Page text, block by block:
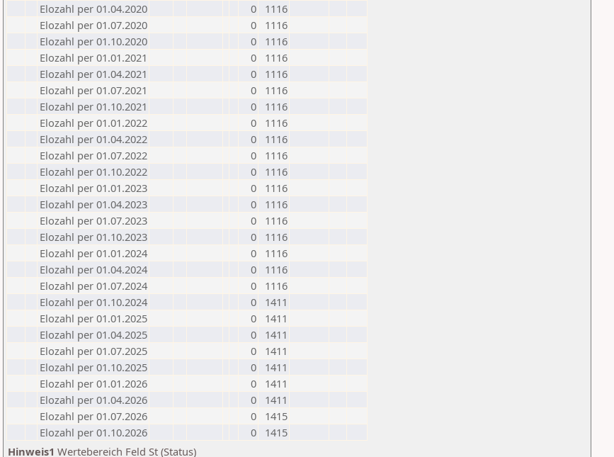
Elozahl per 01.04.2020
0
1116
Elozahl per 01.07.2020
0
1116
Elozahl per 01.10.2020
0
1116
Elozahl per 01.01.2021
0
1116
Elozahl per 01.04.2021
0
1116
Elozahl per 01.07.2021
0
1116
Elozahl per 01.10.2021
0
1116
Elozahl per 01.01.2022
0
1116
Elozahl per 01.04.2022
0
1116
Elozahl per 01.07.2022
0
1116
Elozahl per 01.10.2022
0
1116
Elozahl per 01.01.2023
0
1116
Elozahl per 01.04.2023
0
1116
Elozahl per 01.07.2023
0
1116
Elozahl per 01.10.2023
0
1116
Elozahl per 01.01.2024
0
1116
Elozahl per 01.04.2024
0
1116
Elozahl per 01.07.2024
0
1116
Elozahl per 01.10.2024
0
1411
Elozahl per 01.01.2025
0
1411
Elozahl per 01.04.2025
0
1411
Elozahl per 01.07.2025
0
1411
Elozahl per 01.10.2025
0
1411
Elozahl per 01.01.2026
0
1411
Elozahl per 01.04.2026
0
1411
Elozahl per 01.07.2026
0
1415
Elozahl per 01.10.2026
0
1415
Hinweis1 Wertebereich Feld St (Status)